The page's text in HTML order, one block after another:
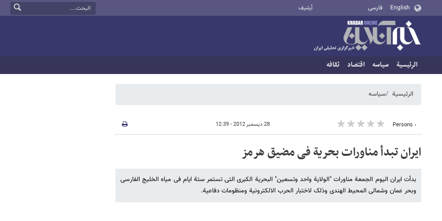
English فارسی أرشيف
الرئيسية سیاسه اقتصاد ثقافه
الرئيسية سیاسه
٠ Persons 28 ديسمبر 2012 - 12:39
ایران تبدأ مناورات بحریة فی مضیق هرمز
بدأت ایران الیوم الجمعة مناورات "الولایة واحد وتسعین" البحریة الکبرى التی تستمر ستة ایام فی میاه الخلیج الفارسی
وبحر عمان وشمالی المحیط الهندی وذلک لاختبار الحرب الالکترونیة ومنظومات دفاعیة.